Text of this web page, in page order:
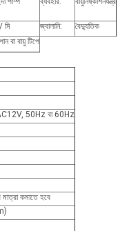
মি জ্বালানি:
বৈদ্যুতিক
বা বায়ু টিপে
50Hz বা 60Hz
কমাতে হবে